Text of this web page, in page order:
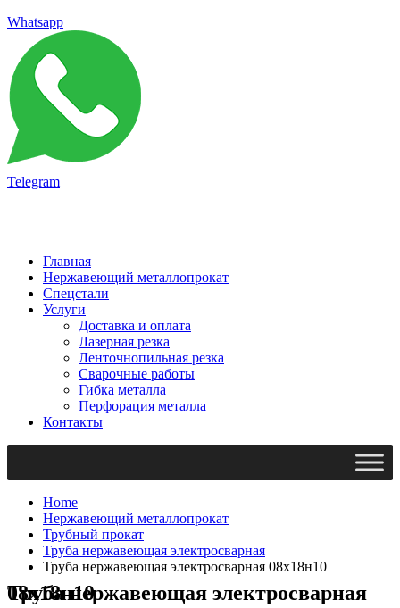
Whatsapp
Telegram
Главная
Нержавеющий металлопрокат
Спецстали
Услуги
Доставка и оплата
Лазерная резка
Ленточнопильная резка
Сварочные работы
Гибка металла
Перфорация металла
Контакты
Home
Нержавеющий металлопрокат
Трубный прокат
Труба нержавеющая электросварная
Труба нержавеющая электросварная 08х18н10
Труба нержавеющая электросварная 08х18н10